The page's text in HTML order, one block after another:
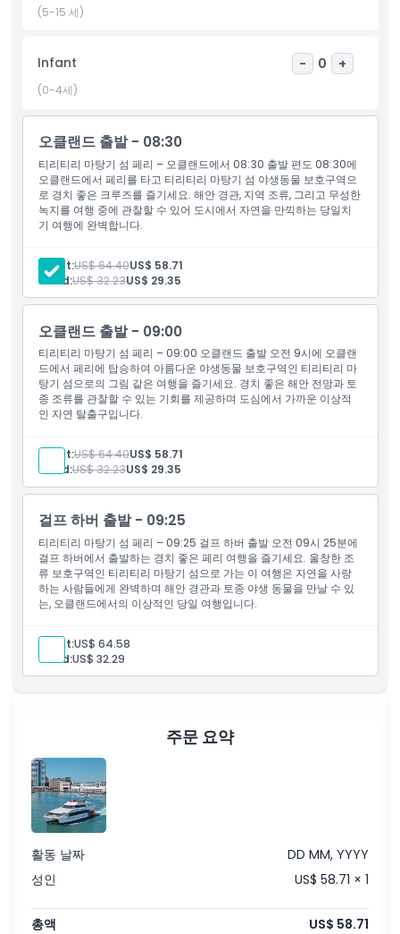
포함 사항
아동 성인 정책
포함되지 않는 사항
운영 시간
알아야 할 사항
위치
교환 방법
취소 정책
(5-15 세)
Infant - 0 +
(0-4세)
오클랜드 출발 - 08:30
티리티리 마탕기 섬 페리 – 오클랜드에서 08:30 출발 편도 08:30에
오클랜드에서 페리를 타고 티리티리 마탕기 섬 야생동물 보호구역으
로 경치 좋은 크루즈를 즐기세요. 해안 경관, 지역 조류, 그리고 무성한
녹지를 여행 중에 관찰할 수 있어 도시에서 자연을 만끽하는 당일치
기 여행에 완벽합니다.
Adult:US$ 64.40US$ 58.71
Child:US$ 32.23US$ 29.35
오클랜드 출발 - 09:00
티리티리 마탕기 섬 페리 – 09:00 오클랜드 출발 오전 9시에 오클랜
드에서 페리에 탑승하여 아름다운 야생동물 보호구역인 티리티리 마
탕기 섬으로의 그림 같은 여행을 즐기세요. 경치 좋은 해안 전망과 토
종 조류를 관찰할 수 있는 기회를 제공하며 도심에서 가까운 이상적
인 자연 탈출구입니다.
Adult:US$ 64.40US$ 58.71
Child:US$ 32.23US$ 29.35
걸프 하버 출발 - 09:25
티리티리 마탕기 섬 페리 – 09:25 걸프 하버 출발 오전 09시 25분에
걸프 하버에서 출발하는 경치 좋은 페리 여행을 즐기세요. 울창한 조
류 보호구역인 티리티리 마탕기 섬으로 가는 이 여행은 자연을 사랑
하는 사람들에게 완벽하며 해안 경관과 토종 야생 동물을 만날 수 있
는, 오클랜드에서의 이상적인 당일 여행입니다.
Adult:US$ 64.58
Child:US$ 32.29
주문 요약
활동 날짜
DD MM, YYYY
성인
US$ 58.71 × 1
총액 US$ 58.71